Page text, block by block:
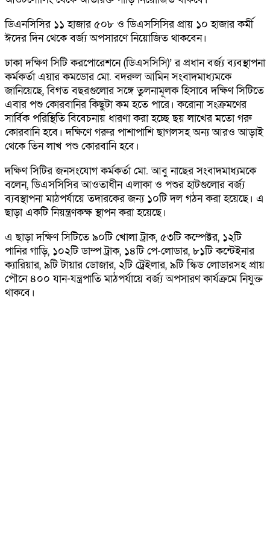
ডিএনসিসির ১১ হাজার ৫০৮ ও ডিএসসিসির প্রায় ১০ হাজার কর্মী
ঈদের দিন থেকে বর্জ্য অপসারণে নিয়োজিত থাকবেন।
ঢাকা দক্ষিণ সিটি করপোরেশনে (ডিএসসিসি)’ র প্রধান বর্জ্য ব্যবস্থাপনা
কর্মকর্তা এয়ার কমডোর মো. বদরুল আমিন সংবাদমাধ্যমকে
জানিয়েছে, বিগত বছরগুলোর সঙ্গে তুলনামূলক হিসাবে দক্ষিণ সিটিতে
এবার পশু কোরবানির কিছুটা কম হতে পারে। করোনা সংক্রমণের
সার্বিক পরিস্থিতি বিবেচনায় ধারণা করা হচ্ছে ছয় লাখের মতো গরু
কোরবানি হবে। দক্ষিণে গরুর পাশাপাশি ছাগলসহ অন্য আরও আড়াই
থেকে তিন লাখ পশু কোরবানি হবে।
দক্ষিণ সিটির জনসংযোগ কর্মকর্তা মো. আবু নাছের সংবাদমাধ্যমকে
বলেন, ডিএসসিসির আওতাধীন এলাকা ও পশুর হাটগুলোর বর্জ্য
ব্যবস্থাপনা মাঠপর্যায়ে তদারকের জন্য ১০টি দল গঠন করা হয়েছে। এ
ছাড়া একটি নিয়ন্ত্রণকক্ষ স্থাপন করা হয়েছে।
এ ছাড়া দক্ষিণ সিটিতে ৯০টি খোলা ট্রাক, ৫৩টি কম্পেক্টর, ১২টি
পানির গাড়ি, ১০২টি ডাম্প ট্রাক, ১৪টি পে-লোডার, ৮১টি কন্টেইনার
ক্যারিয়ার, ৯টি টায়ার ডোজার, ২টি ট্রেইলার, ৯টি স্কিড লোডারসহ প্রায়
পৌনে ৪০০ যান-যন্ত্রপাতি মাঠপর্যায়ে বর্জ্য অপসারণ কার্যক্রমে নিযুক্ত
থাকবে।